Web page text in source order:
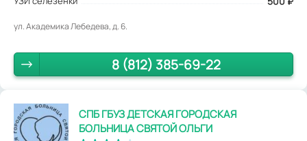
ул. Академика Лебедева, д. 6.
8 (812) 385-69-22
СПБ ГБУЗ ДЕТСКАЯ ГОРОДСКАЯ
БОЛЬНИЦА СВЯТОЙ ОЛЬГИ